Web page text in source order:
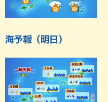
海予報（明日）